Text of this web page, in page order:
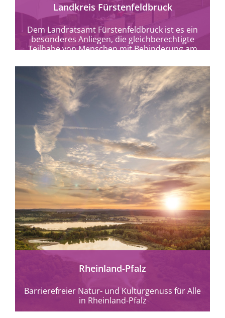
Landkreis Fürstenfeldbruck
Dem Landratsamt Fürstenfeldbruck ist es ein
besonderes Anliegen, die gleichberechtigte
Teilhabe von Menschen mit Behinderung am
mehr erfahren
Rheinland-Pfalz
Barrierefreier Natur- und Kulturgenuss für Alle
in Rheinland-Pfalz